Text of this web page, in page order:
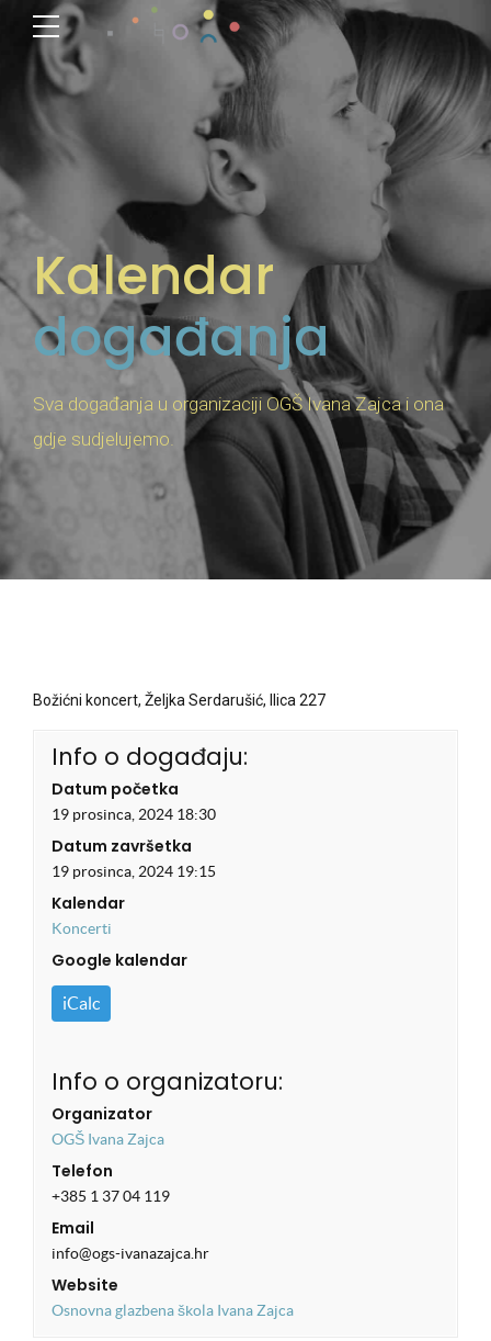
Kalendar
događanja
Sva događanja u organizaciji OGŠ Ivana Zajca i ona
gdje sudjelujemo.
Božićni koncert, Željka Serdarušić, Ilica 227
Info o događaju:
Datum početka
19 prosinca, 2024 18:30
Datum završetka
19 prosinca, 2024 19:15
Kalendar
Koncerti
Google kalendar
iCalc
Info o organizatoru:
Organizator
OGŠ Ivana Zajca
Telefon
+385 1 37 04 119
Email
info@ogs-ivanazajca.hr
Website
Osnovna glazbena škola Ivana Zajca